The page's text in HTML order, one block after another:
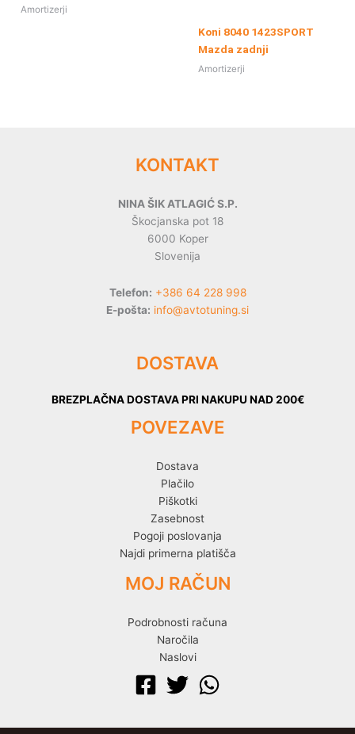
Amortizerji
Koni 8040 1423SPORT
Mazda zadnji
Amortizerji
KONTAKT
NINA ŠIK ATLAGIĆ S.P.
Škocjanska pot 18
6000 Koper
Slovenija
Telefon: +386 64 228 998
E-pošta: info@avtotuning.si
DOSTAVA
BREZPLAČNA DOSTAVA PRI NAKUPU NAD 200€
POVEZAVE
Dostava
Plačilo
Piškotki
Zasebnost
Pogoji poslovanja
Najdi primerna platišča
MOJ RAČUN
Podrobnosti računa
Naročila
Naslovi